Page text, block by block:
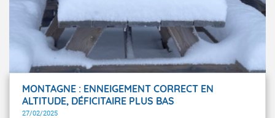
MONTAGNE : ENNEIGEMENT CORRECT EN
ALTITUDE, DÉFICITAIRE PLUS BAS
27/02/2025